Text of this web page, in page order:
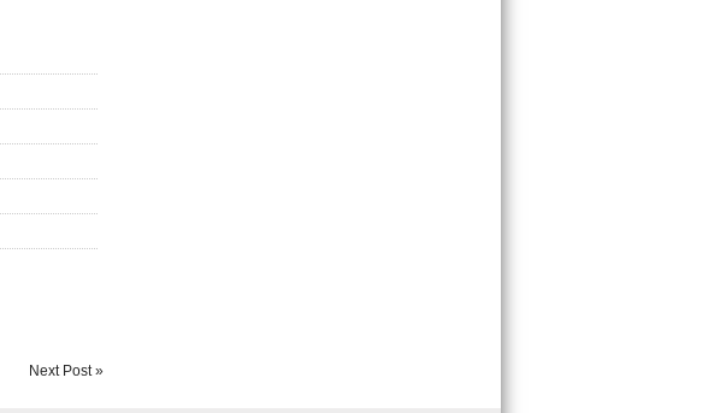
Next Post »